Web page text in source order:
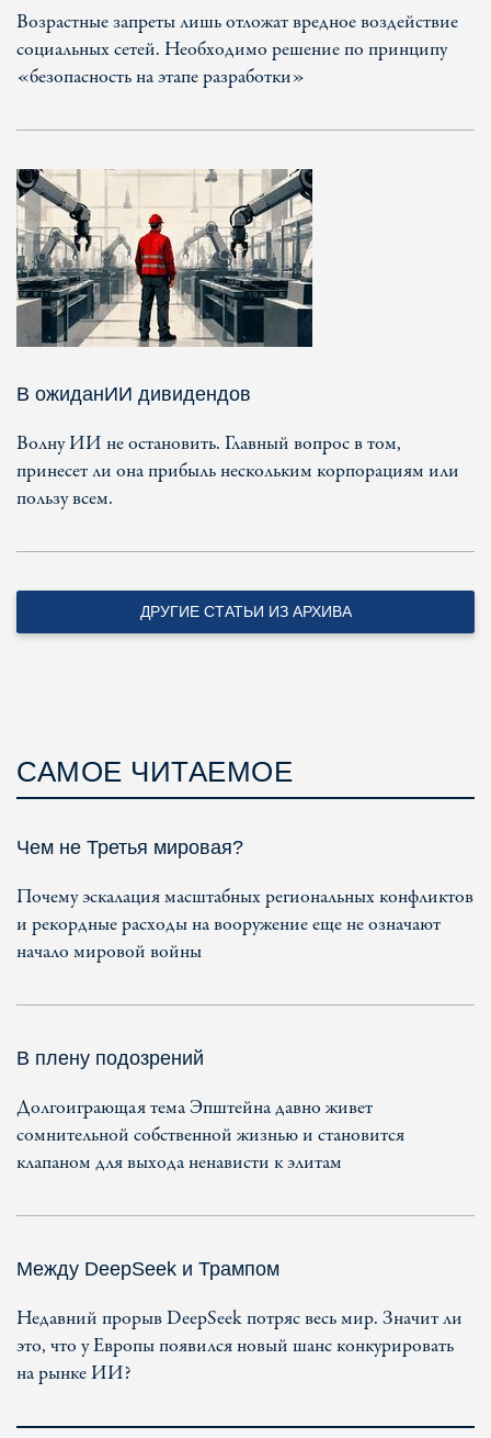
Возрастные запреты лишь отложат вредное воздействие
социальных сетей. Необходимо решение по принципу
«безопасность на этапе разработки»
В ожиданИИ дивидендов
Волну ИИ не остановить. Главный вопрос в том,
принесет ли она прибыль нескольким корпорациям или
пользу всем.
ДРУГИЕ СТАТЬИ ИЗ АРХИВА
САМОЕ ЧИТАЕМОЕ
Чем не Третья мировая?
Почему эскалация масштабных региональных конфликтов
и рекордные расходы на вооружение еще не означают
начало мировой войны
В плену подозрений
Долгоиграющая тема Эпштейна давно живет
сомнительной собственной жизнью и становится
клапаном для выхода ненависти к элитам
Между DeepSeek и Трампом
Недавний прорыв DeepSeek потряс весь мир. Значит ли
это, что у Европы появился новый шанс конкурировать
на рынке ИИ?